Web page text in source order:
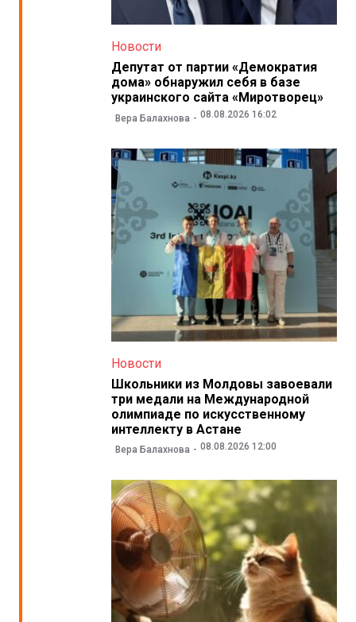
Новости
Депутат от партии «Демократия
дома» обнаружил себя в базе
украинского сайта «Миротворец»
Вера Балахнова 08.08.2026 16:02
Новости
Школьники из Молдовы завоевали
три медали на Международной
олимпиаде по искусственному
интеллекту в Астане
Вера Балахнова 08.08.2026 12:00